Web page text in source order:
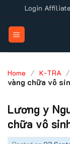
to
content
Login Affiliate
Home / K-TRA /
vàng chữa vô
Lương y
chữa vô